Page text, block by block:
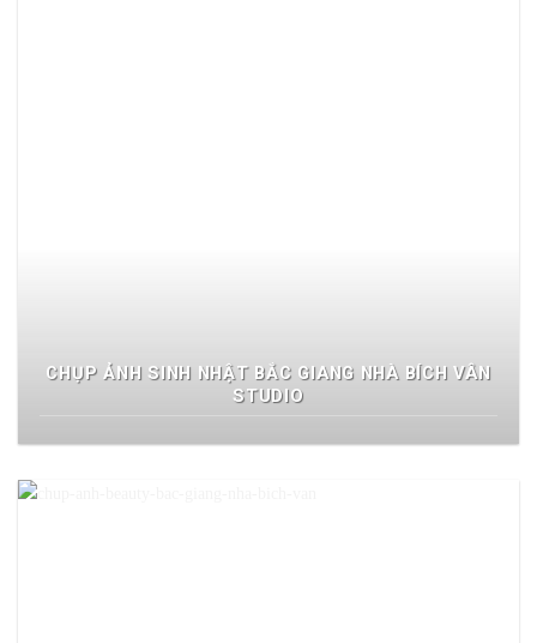
CHỤP ẢNH SINH NHẬT BẮC GIANG NHÀ BÍCH VÂN
STUDIO